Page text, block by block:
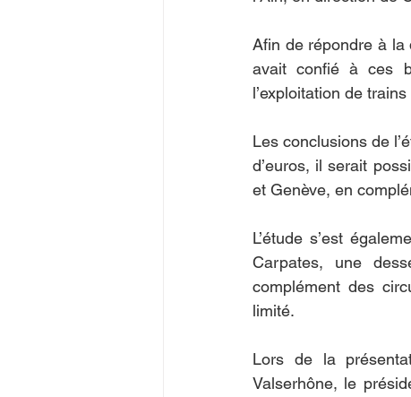
Afin de répondre à la
avait confié à ces
l’exploitation de
Les conclusions de
d’euros, il serait
et Genève, en
L’étude s’est
Carpates, une
complément des
limité.
Lors de la
Valserhône, le